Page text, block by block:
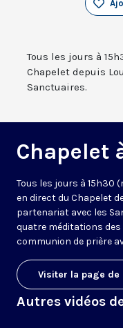
Tous les jours à
Chapelet depuis
Sanctuaires.
Chapelet
Tous les jours à
en direct du Chapelet
partenariat avec les
quatre méditations des
communion de prière
Visiter la page de
Autres vidéos